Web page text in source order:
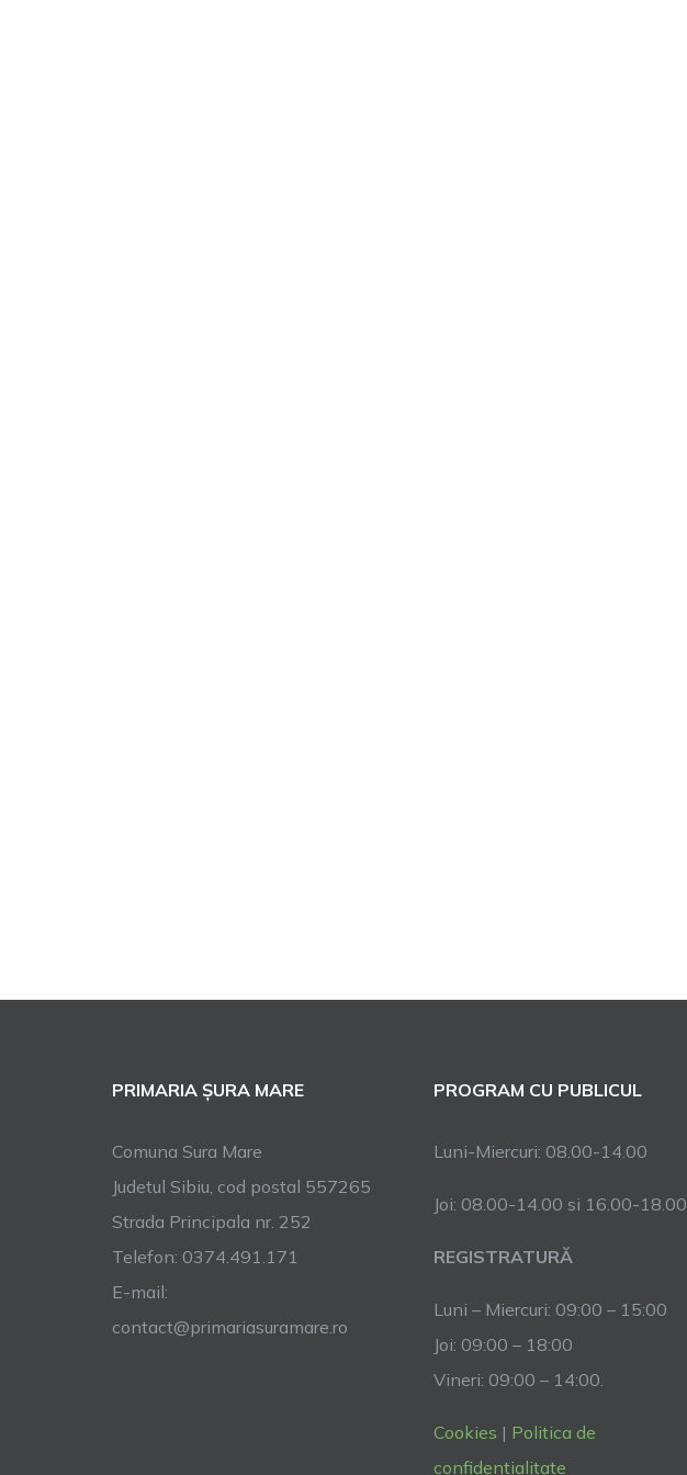
PRIMARIA ȘURA MARE
Comuna Sura Mare
Judetul Sibiu, cod postal 557265
Strada Principala nr. 252
Telefon: 0374.491.171
E-mail:
contact@primariasuramare.ro
PROGRAM CU PUBLICUL
Luni-Miercuri: 08.00-14.00
Joi: 08.00-14.00 si 16.00-18.00
REGISTRATURĂ
Luni – Miercuri: 09:00 – 15:00
Joi: 09:00 – 18:00
Vineri: 09:00 – 14:00.
Cookies | Politica de
confidentialitate